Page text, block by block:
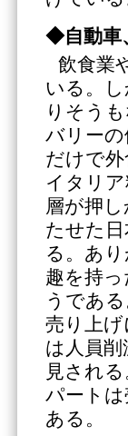
◆自動車
飲食業
いる。
りそう
バリー
だけで
イタリ
層が押
たせた
る。あ
趣を持
うであ
売り上
は人員
見され
パート
ある。